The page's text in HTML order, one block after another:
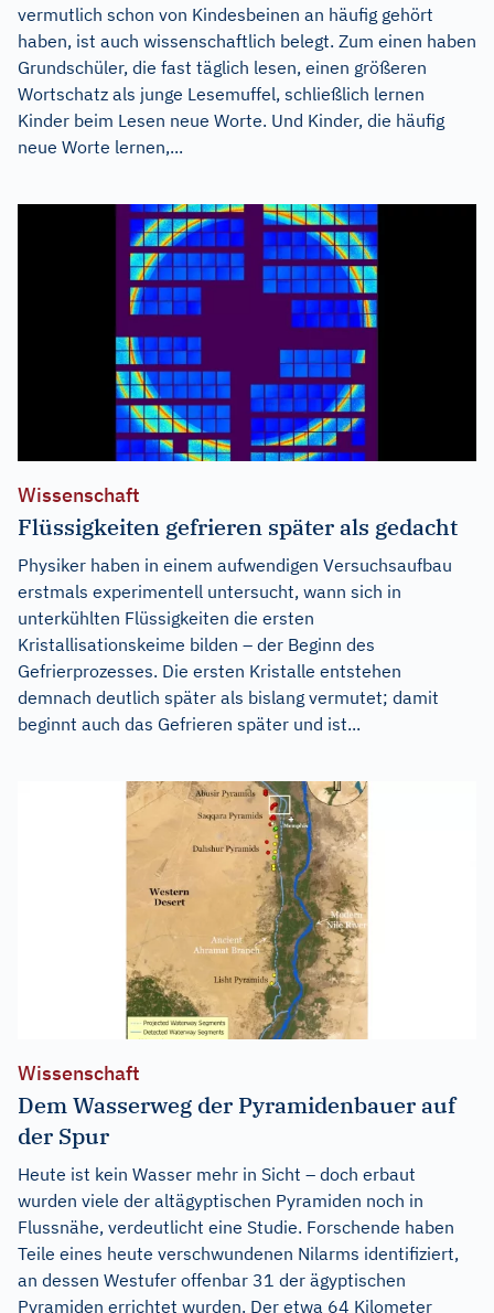
vermutlich schon von Kindesbeinen an häufig gehört
haben, ist auch wissenschaftlich belegt. Zum einen haben
Grundschüler, die fast täglich lesen, einen größeren
Wortschatz als junge Lesemuffel, schließlich lernen
Kinder beim Lesen neue Worte. Und Kinder, die häufig
neue Worte lernen,...
Wissenschaft
Flüssigkeiten gefrieren später als gedacht
Physiker haben in einem aufwendigen Versuchsaufbau
erstmals experimentell untersucht, wann sich in
unterkühlten Flüssigkeiten die ersten
Kristallisationskeime bilden – der Beginn des
Gefrierprozesses. Die ersten Kristalle entstehen
demnach deutlich später als bislang vermutet; damit
beginnt auch das Gefrieren später und ist...
Wissenschaft
Dem Wasserweg der Pyramidenbauer auf
der Spur
Heute ist kein Wasser mehr in Sicht – doch erbaut
wurden viele der altägyptischen Pyramiden noch in
Flussnähe, verdeutlicht eine Studie. Forschende haben
Teile eines heute verschwundenen Nilarms identifiziert,
an dessen Westufer offenbar 31 der ägyptischen
Pyramiden errichtet wurden. Der etwa 64 Kilometer